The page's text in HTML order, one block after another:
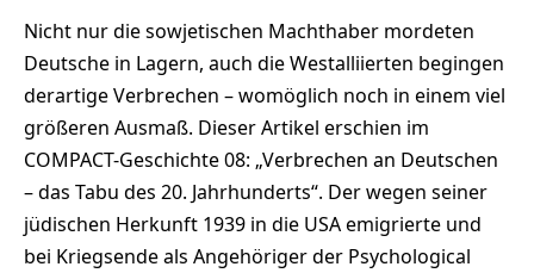
Nicht nur die sowjetischen Machthaber mordeten
Deutsche in Lagern, auch die Westalliierten begingen
derartige Verbrechen – womöglich noch in einem viel
größeren Ausmaß. Dieser Artikel erschien im
COMPACT-Geschichte 08: „Verbrechen an Deutschen
– das Tabu des 20. Jahrhunderts“. Der wegen seiner
jüdischen Herkunft 1939 in die USA emigrierte und
bei Kriegsende als Angehöriger der Psychological